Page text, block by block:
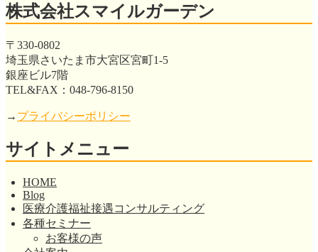
株式会社スマイルガーデン
〒330-0802
埼玉県さいたま市大宮区宮町1-5
銀座ビル7階
TEL&FAX：048-796-8150
→ プライバシーポリシー
サイトメニュー
HOME
Blog
医療介護福祉接遇コンサルティング
各種セミナー
お客様の声